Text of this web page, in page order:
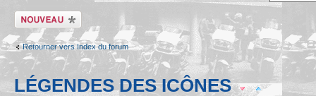
Écrire un nouveau
sujet
Retourner vers Index du forum
LÉGENDES DES ICÔNES